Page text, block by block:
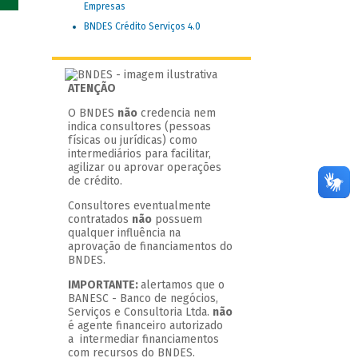
Empresas
BNDES Crédito Serviços 4.0
ATENÇÃO
O BNDES não credencia nem
indica consultores (pessoas
físicas ou jurídicas) como
intermediários para facilitar,
agilizar ou aprovar operações
de crédito.
Consultores eventualmente
contratados não possuem
qualquer influência na
aprovação de financiamentos do
BNDES.
IMPORTANTE:alertamos que o
BANESC - Banco de negócios,
Serviços e Consultoria Ltda. não
é agente financeiro autorizado
a intermediar financiamentos
com recursos do BNDES.